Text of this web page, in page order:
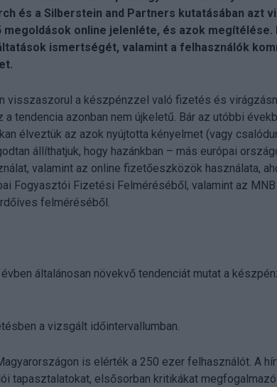
és a Silberstein and Partners kutatásában azt
online jelenléte, és azok megítélése.
ismertségét, valamint a felhasználók
visszaszorul a készpénzzel való fizetés és
tendencia azonban nem újkeletű. Bár az utóbbi
élveztük az azok nyújtotta kényelmet (vagy
állíthatjuk, hogy hazánkban – más európai
valamint az online fizetőeszközök használata,
Fogyasztói Fizetési Felméréséből, valamint az
felméréséből.
általánosan növekvő tendenciát mutat a
a vizsgált időintervallumban.
is elérték a 250 ezer felhasználót. A
tapasztalatokat, elsősorban kritikákat megfogalmazó